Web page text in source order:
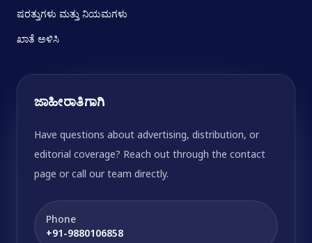
ಷರತ್ತುಗಳು ಮತ್ತು ನಿಯಮಗಳು
ಖಾತೆ ಅಳಿಸಿ
ಜಾಹೀರಾತಿಗಾಗಿ
Have questions about advertising, distribution, or
editorial coverage? Reach out through the contact
page or call our team directly.
Phone
+91-9880106858